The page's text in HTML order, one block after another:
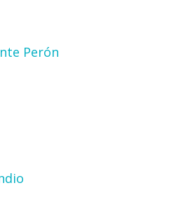
Perón